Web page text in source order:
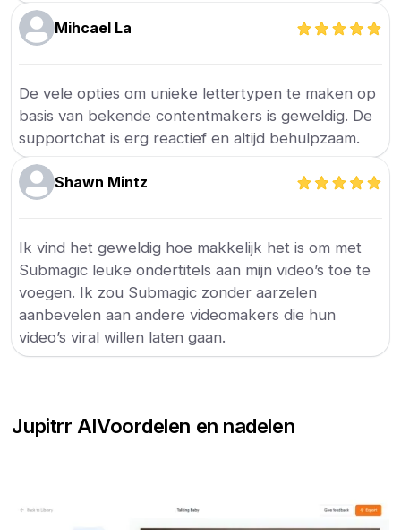
Mihcael La
De vele opties om unieke lettertypen te maken op
basis van bekende contentmakers is geweldig. De
supportchat is erg reactief en altijd behulpzaam.
Shawn Mintz
Ik vind het geweldig hoe makkelijk het is om met
Submagic leuke ondertitels aan mijn video’s toe te
voegen. Ik zou Submagic zonder aarzelen
aanbevelen aan andere videomakers die hun
video’s viral willen laten gaan.
Jupitrr AIVoordelen en nadelen